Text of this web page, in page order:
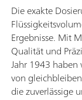
Die exakte
Ergebnisse. Mit
Qualität und
Jahr 1943
von
die zuverlässige